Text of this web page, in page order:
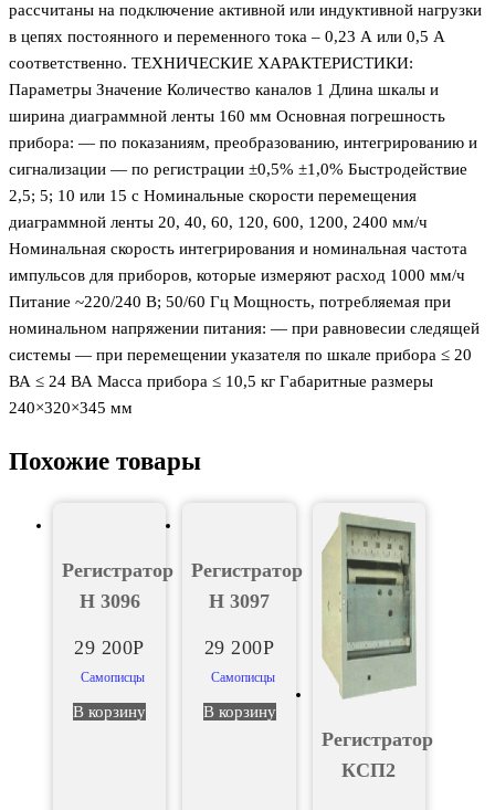
рассчитаны на подключение активной или индуктивной нагрузки
в цепях постоянного и переменного тока – 0,23 А или 0,5 А
соответственно. ТЕХНИЧЕСКИЕ ХАРАКТЕРИСТИКИ:
Параметры Значение Количество каналов 1 Длина шкалы и
ширина диаграммной ленты 160 мм Основная погрешность
прибора: — по показаниям, преобразованию, интегрированию и
сигнализации — по регистрации ±0,5% ±1,0% Быстродействие
2,5; 5; 10 или 15 с Номинальные скорости перемещения
диаграммной ленты 20, 40, 60, 120, 600, 1200, 2400 мм/ч
Номинальная скорость интегрирования и номинальная частота
импульсов для приборов, которые измеряют расход 1000 мм/ч
Питание ~220/240 В; 50/60 Гц Мощность, потребляемая при
номинальном напряжении питания: — при равновесии следящей
системы — при перемещении указателя по шкале прибора ≤ 20
ВА ≤ 24 ВА Масса прибора ≤ 10,5 кг Габаритные размеры
240×320×345 мм
Похожие товары
Регистратор
Н 3096
29 200Р
Самописцы
В корзину
Регистратор
Н 3097
29 200Р
Самописцы
В корзину
Регистратор
КСП2